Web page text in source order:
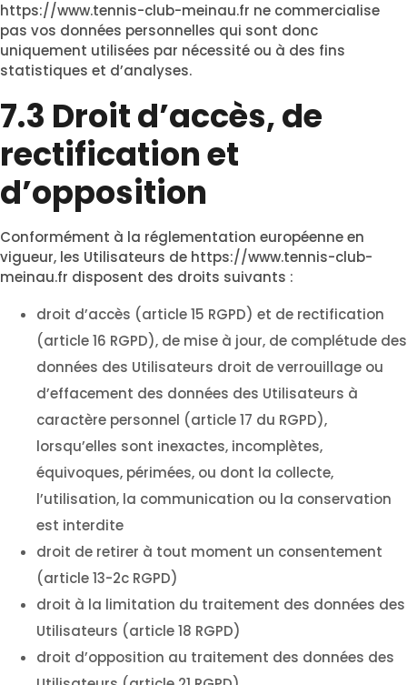
https://www.tennis-club-meinau.fr ne commercialise
pas vos données personnelles qui sont donc
uniquement utilisées par nécessité ou à des fins
statistiques et d’analyses.
7.3 Droit d’accès, de
rectification et
d’opposition
Conformément à la réglementation européenne en
vigueur, les Utilisateurs de https://www.tennis-club-
meinau.fr disposent des droits suivants :
droit d’accès (article 15 RGPD) et de rectification
(article 16 RGPD), de mise à jour, de complétude des
données des Utilisateurs droit de verrouillage ou
d’effacement des données des Utilisateurs à
caractère personnel (article 17 du RGPD),
lorsqu’elles sont inexactes, incomplètes,
équivoques, périmées, ou dont la collecte,
l’utilisation, la communication ou la conservation
est interdite
droit de retirer à tout moment un consentement
(article 13-2c RGPD)
droit à la limitation du traitement des données des
Utilisateurs (article 18 RGPD)
droit d’opposition au traitement des données des